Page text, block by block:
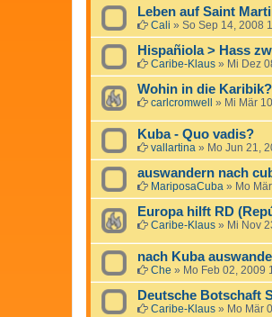
Leben auf Saint
Cali » So Sep 14, 2008
Hispañiola > Hass
Caribe-Klaus » Mi Dez
Wohin in die Karibik?
carlcromwell » Mi Mär
Kuba - Quo vadis?
vallartina » Mo Jun 21,
auswandern nach
MariposaCuba » Mo
Europa hilft RD
Caribe-Klaus » Mi Nov
nach Kuba
Che » Mo Feb 02, 2009
Deutsche Botschaft
Caribe-Klaus » Mo Mär